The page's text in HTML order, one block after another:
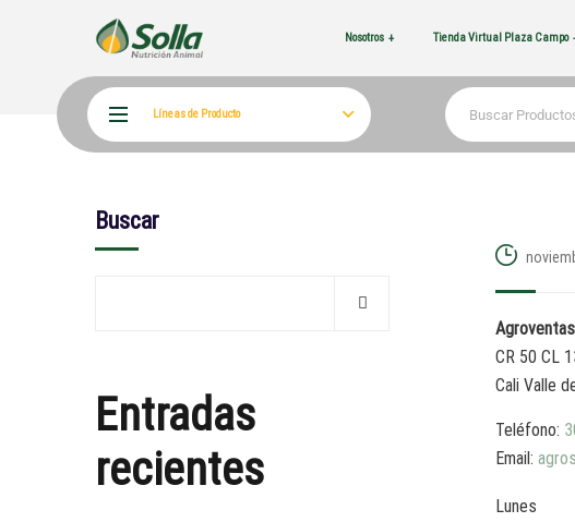
Nosotros Tienda Virtual Plaza Campo
Líneas de Producto
CR 50 CL
Cali Valle
Teléfono:
Email:
Lunes
Buscar
Entradas
recientes